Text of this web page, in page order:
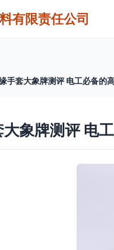
有限责任公司
手套大象牌测评 电工必备的
象牌测评 电